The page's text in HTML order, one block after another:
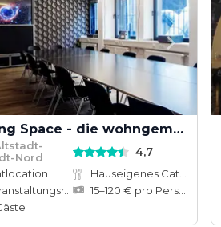
Meeting Space - die wohngemeinschaft
Nord
4,7